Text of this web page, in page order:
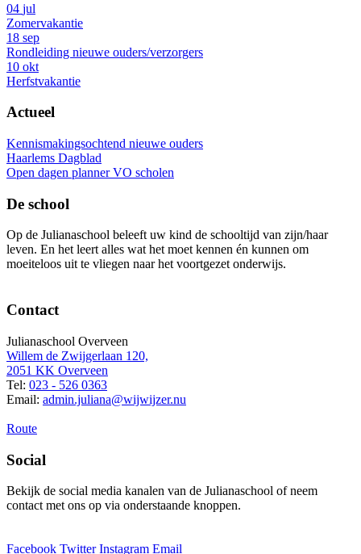
04 jul
Zomervakantie
18 sep
Rondleiding nieuwe ouders/verzorgers
10 okt
Herfstvakantie
Actueel
Kennismakingsochtend nieuwe ouders
Haarlems Dagblad
Open dagen planner VO scholen
De school
Op de Julianaschool beleeft uw kind de schooltijd van zijn/haar
leven. En het leert alles wat het moet kennen én kunnen om
moeiteloos uit te vliegen naar het voortgezet onderwijs.
Contact
Julianaschool Overveen
Willem de Zwijgerlaan 120,
2051 KK Overveen
Tel: 023 - 526 0363
Email: admin.juliana@wijwijzer.nu
Route
Social
Bekijk de social media kanalen van de Julianaschool of neem
contact met ons op via onderstaande knoppen.
Facebook Twitter Instagram Email